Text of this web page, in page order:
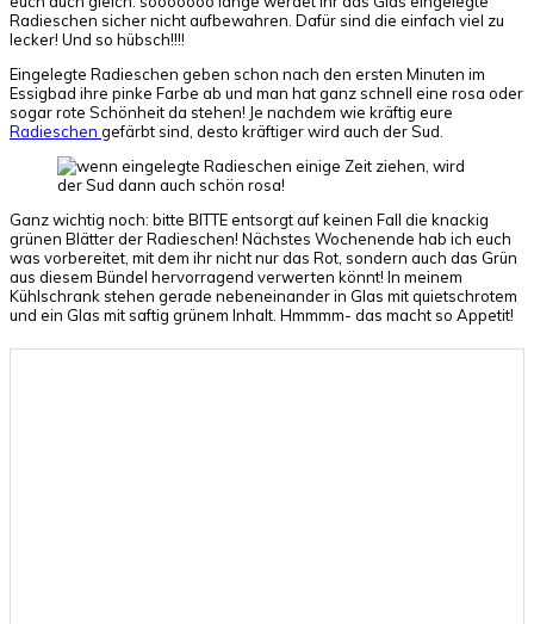
Radieschen sicher nicht aufbewahren. Dafür sind die einfach viel zu
lecker! Und so hübsch!!!!
Eingelegte Radieschen geben schon nach den ersten Minuten im
Essigbad ihre pinke Farbe ab und man hat ganz schnell eine rosa oder
sogar rote Schönheit da stehen! Je nachdem wie kräftig eure
Radieschen gefärbt sind, desto kräftiger wird auch der Sud.
Ganz wichtig noch: bitte BITTE entsorgt auf keinen Fall die knackig
grünen Blätter der Radieschen! Nächstes Wochenende hab ich euch
was vorbereitet, mit dem ihr nicht nur das Rot, sondern auch das Grün
aus diesem Bündel hervorragend verwerten könnt! In meinem
Kühlschrank stehen gerade nebeneinander in Glas mit quietschrotem
und ein Glas mit saftig grünem Inhalt. Hmmmm- das macht so Appetit!